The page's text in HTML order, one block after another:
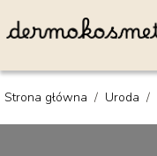
Strona główna / Uroda /